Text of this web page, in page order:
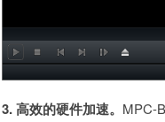
3. 高效的硬件加速。 MPC-